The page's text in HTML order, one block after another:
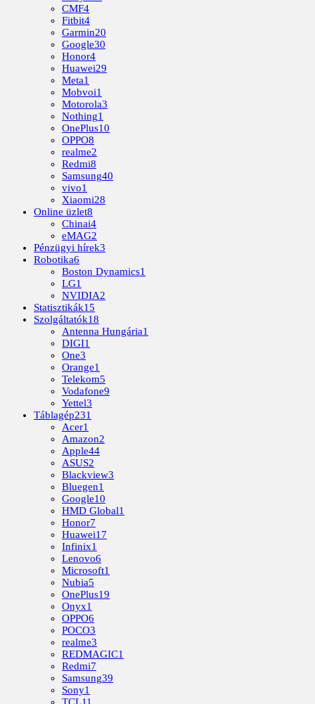
CMF4
Fitbit4
Garmin20
Google30
Honor4
Huawei29
Meta1
Mobvoi1
Motorola3
Nothing1
OnePlus10
OPPO8
realme2
Redmi8
Samsung40
vivo1
Xiaomi28
Online üzlet8
Chinai4
eMAG2
Pénzügyi hírek3
Robotika6
Boston Dynamics1
LG1
NVIDIA2
Statisztikák15
Szolgáltatók18
Antenna Hungária1
DIGI1
One3
Orange1
Telekom5
Vodafone9
Yettel3
Táblagép231
Acer1
Amazon2
Apple44
ASUS2
Blackview3
Bluegen1
Google10
HMD Global1
Honor7
Huawei17
Infinix1
Lenovo6
Microsoft1
Nubia5
OnePlus19
Onyx1
OPPO6
POCO3
realme3
REDMAGIC1
Redmi7
Samsung39
Sony1
TCL11